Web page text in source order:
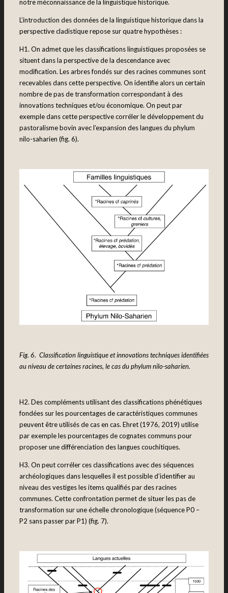
notre méconnaissance de la linguistique historique.
L’introduction des données de la linguistique historique dans la
perspective cladistique repose sur quatre hypothèses :
H1. On admet que les classifications linguistiques proposées se
situent dans la perspective de la descendance avec
modification. Les arbres fondés sur des racines communes sont
recevables dans cette perspective. On identifie alors un certain
nombre de pas de transformation correspondant à des
innovations techniques et/ou économique. On peut par
exemple dans cette perspective corréler le développement du
pastoralisme bovin avec l’expansion des langues du phylum
nilo-saharien (fig. 6).
Fig. 6. Classification linguistique et innovations techniques identifiées
au niveau de certaines racines, le cas du phylum nilo-saharien.
H2. Des compléments utilisant des classifications phénétiques
fondées sur les pourcentages de caractéristiques communes
peuvent être utilisés de cas en cas. Ehret (1976, 2019) utilise
par exemple les pourcentages de cognates communs pour
proposer une différenciation des langues couchitiques.
H3. On peut corréler ces classifications avec des séquences
archéologiques dans lesquelles il est possible d’identifier au
niveau des vestiges les items qualifiés par des racines
communes. Cette confrontation permet de situer les pas de
transformation sur une échelle chronologique (séquence P0 –
P2 sans passer par P1) (fig. 7).